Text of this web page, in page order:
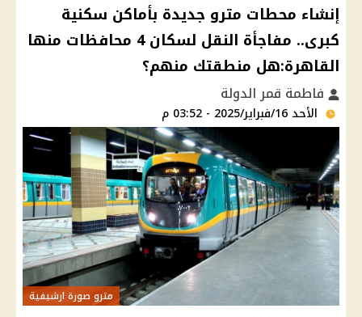
إنشاء محطات مترو جديدة بأماكن سكنية
كبرى.. مفاجأة النقل لسكان 4 محافظات منها
القاهرة:هل منطقتك منهم؟
فاطمة قمر الدولة
الأحد 16/فبراير/2025 - 03:52 م
مترو صورة ارشيفية